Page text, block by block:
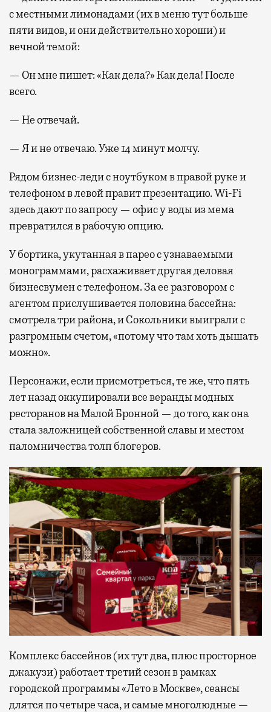
с местными лимонадами (их в меню тут больше
пяти видов, и они действительно хороши) и
вечной темой:
— Он мне пишет: «Как дела?» Как дела! После
всего.
— Не отвечай.
— Я и не отвечаю. Уже 14 минут молчу.
Рядом бизнес-леди с ноутбуком в правой руке и
телефоном в левой правит презентацию. Wi-Fi
здесь дают по запросу — офис у воды из мема
превратился в рабочую опцию.
У бортика, укутанная в парео с узнаваемыми
монограммами, расхаживает другая деловая
бизнесвумен с телефоном. За ее разговором с
агентом прислушивается половина бассейна:
смотрела три района, и Сокольники выиграли с
разгромным счетом, «потому что там хоть дышать
можно».
Персонажи, если присмотреться, те же, что пять
лет назад оккупировали все веранды модных
ресторанов на Малой Бронной — до того, как она
стала заложницей собственной славы и местом
паломничества толп блогеров.
Комплекс бассейнов (их тут два, плюс просторное
джакузи) работает третий сезон в рамках
городской программы «Лето в Москве», сеансы
длятся по четыре часа, и самые многолюдные —